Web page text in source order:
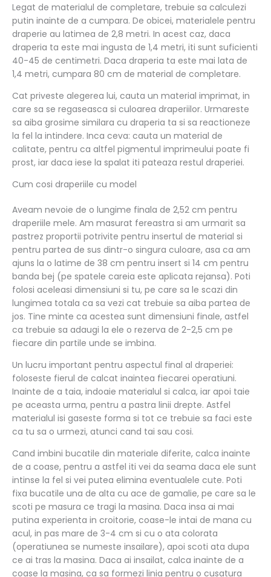
Legat de materialul de completare, trebuie sa calculezi
putin inainte de a cumpara. De obicei, materialele pentru
draperie au latimea de 2,8 metri. In acest caz, daca
draperia ta este mai ingusta de 1,4 metri, iti sunt suficienti
40-45 de centimetri. Daca draperia ta este mai lata de
1,4 metri, cumpara 80 cm de material de completare.
Cat priveste alegerea lui, cauta un material imprimat, in
care sa se regaseasca si culoarea draperiilor. Urmareste
sa aiba grosime similara cu draperia ta si sa reactioneze
la fel la intindere. Inca ceva: cauta un material de
calitate, pentru ca altfel pigmentul imprimeului poate fi
prost, iar daca iese la spalat iti pateaza restul draperiei.
Cum cosi draperiile cu model
Aveam nevoie de o lungime finala de 2,52 cm pentru
draperiile mele. Am masurat fereastra si am urmarit sa
pastrez proportii potrivite pentru insertul de material si
pentru partea de sus dintr-o singura culoare, asa ca am
ajuns la o latime de 38 cm pentru insert si 14 cm pentru
banda bej (pe spatele careia este aplicata rejansa). Poti
folosi aceleasi dimensiuni si tu, pe care sa le scazi din
lungimea totala ca sa vezi cat trebuie sa aiba partea de
jos. Tine minte ca acestea sunt dimensiuni finale, astfel
ca trebuie sa adaugi la ele o rezerva de 2-2,5 cm pe
fiecare din partile unde se imbina.
Un lucru important pentru aspectul final al draperiei:
foloseste fierul de calcat inaintea fiecarei operatiuni.
Inainte de a taia, indoaie materialul si calca, iar apoi taie
pe aceasta urma, pentru a pastra linii drepte. Astfel
materialul isi gaseste forma si tot ce trebuie sa faci este
ca tu sa o urmezi, atunci cand tai sau cosi.
Cand imbini bucatile din materiale diferite, calca inainte
de a coase, pentru a astfel iti vei da seama daca ele sunt
intinse la fel si vei putea elimina eventualele cute. Poti
fixa bucatile una de alta cu ace de gamalie, pe care sa le
scoti pe masura ce tragi la masina. Daca insa ai mai
putina experienta in croitorie, coase-le intai de mana cu
acul, in pas mare de 3-4 cm si cu o ata colorata
(operatiunea se numeste insailare), apoi scoti ata dupa
ce ai tras la masina. Daca ai insailat, calca inainte de a
coase la masina, ca sa formezi linia pentru o cusatura